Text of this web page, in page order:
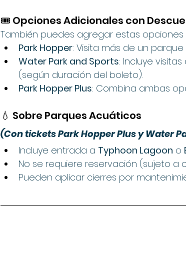
🎟️ Opciones Adicionales con
También puedes agregar estas
Park Hopper: Visita más de un parque
Water Park and Sports: Incluye
(según duración del boleto).
Park Hopper Plus: Combina ambas
💧 Sobre Parques Acuáticos
(Con tickets Park Hopper Plus y Water
Incluye entrada a Typhoon Lagoon o
No se requiere reservación (sujeto a
Pueden aplicar cierres por